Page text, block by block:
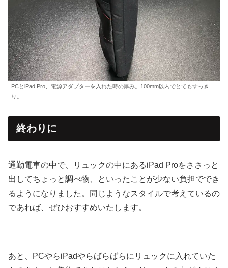
PCとiPad Pro、電源アダプターを入れた時の厚み。100mm以内でとてもすっき
り。
終わりに
通勤電車の中で、リュックの中にあるiPad Proをささっと
出してちょっと調べ物、といったことが少ない負担ででき
るようになりました。同じようなスタイルで考えているの
であれば、ぜひおすすめいたします。
あと、PCやらiPadやらばらばらにリュックに入れていた